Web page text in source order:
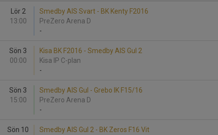
Lör 2
13:00
Smedby AIS Svart - BK Kenty F2016
PreZero Arena D
-
Sön 3
00:00
Kisa BK F2016 - Smedby AIS Gul 2
Kisa IP C-plan
-
Sön 3
15:00
Smedby AIS Gul - Grebo IK F15/16
PreZero Arena D
-
Sön 10
Smedby AIS Gul 2 - BK Zeros F16 Vit